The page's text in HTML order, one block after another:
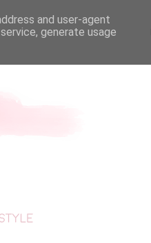
and user-agent
generate usage